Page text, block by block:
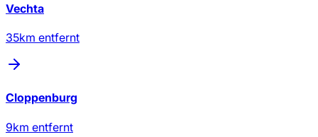
Vechta
35km entfernt
Cloppenburg
9km entfernt